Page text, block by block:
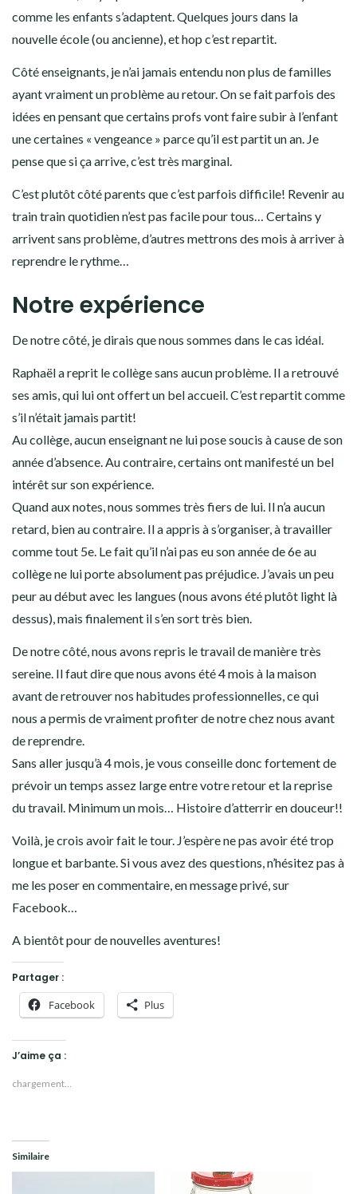
comme les enfants s’adaptent. Quelques jours dans la
nouvelle école (ou ancienne), et hop c’est repartit.
Côté enseignants, je n’ai jamais entendu non plus de familles
ayant vraiment un problème au retour. On se fait parfois des
idées en pensant que certains profs vont faire subir à l’enfant
une certaines « vengeance » parce qu’il est partit un an. Je
pense que si ça arrive, c’est très marginal.
C’est plutôt côté parents que c’est parfois difficile! Revenir au
train train quotidien n’est pas facile pour tous… Certains y
arrivent sans problème, d’autres mettrons des mois à arriver à
reprendre le rythme…
Notre expérience
De notre côté, je dirais que nous sommes dans le cas idéal.
Raphaël a reprit le collège sans aucun problème. Il a retrouvé
ses amis, qui lui ont offert un bel accueil. C’est repartit comme
s’il n’était jamais partit!
Au collège, aucun enseignant ne lui pose soucis à cause de son
année d’absence. Au contraire, certains ont manifesté un bel
intérêt sur son expérience.
Quand aux notes, nous sommes très fiers de lui. Il n’a aucun
retard, bien au contraire. Il a appris à s’organiser, à travailler
comme tout 5e. Le fait qu’il n’ai pas eu son année de 6e au
collège ne lui porte absolument pas préjudice. J’avais un peu
peur au début avec les langues (nous avons été plutôt light là
dessus), mais finalement il s’en sort très bien.
De notre côté, nous avons repris le travail de manière très
sereine. Il faut dire que nous avons été 4 mois à la maison
avant de retrouver nos habitudes professionnelles, ce qui
nous a permis de vraiment profiter de notre chez nous avant
de reprendre.
Sans aller jusqu’à 4 mois, je vous conseille donc fortement de
prévoir un temps assez large entre votre retour et la reprise
du travail. Minimum un mois… Histoire d’atterrir en douceur!!
Voilà, je crois avoir fait le tour. J’espère ne pas avoir été trop
longue et barbante. Si vous avez des questions, n’hésitez pas à
me les poser en commentaire, en message privé, sur
Facebook…
A bientôt pour de nouvelles aventures!
Partager :
Facebook Plus
J’aime ça :
chargement…
Similaire